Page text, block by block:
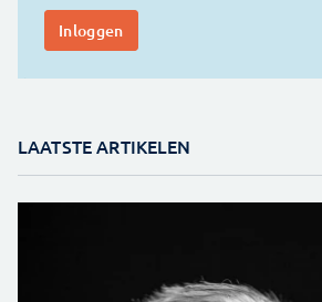
LAATSTE ARTIKELEN